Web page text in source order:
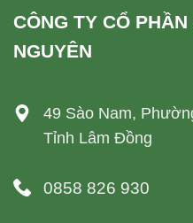
CÔNG TY CỔ
NGUYÊN
49 Sào Nam,
Tỉnh Lâm Đồng
0858 826 930